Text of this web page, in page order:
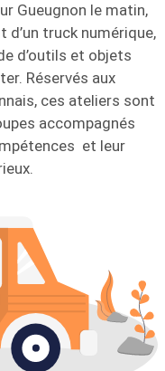
Gueugnon le matin,
d’un truck numérique,
d’outils et objets
Réservés aux
ces ateliers sont
accompagnés
et leur